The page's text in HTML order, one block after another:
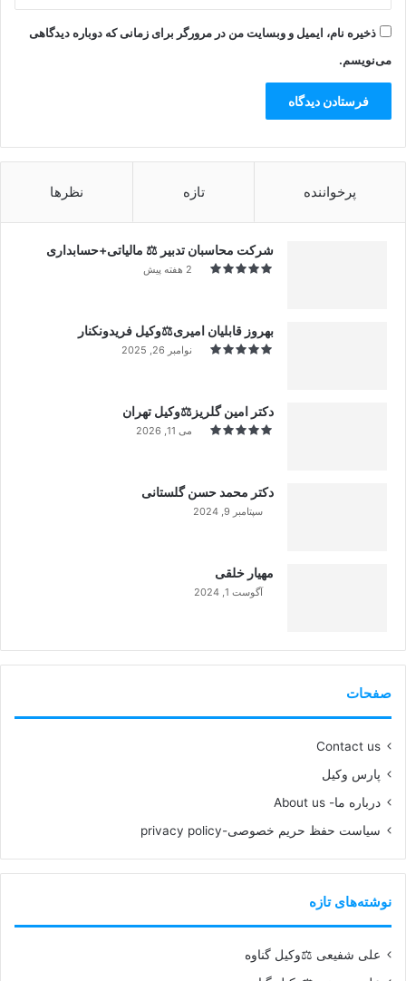
ذخیره نام، ایمیل و وبسایت من در مرورگر برای زمانی که دوباره دیدگاهی
می‌نویسم.
پرخواننده تازه نظرها
شرکت محاسبان تدبیر ⚖️ مالیاتی+حسابداری
2 هفته پیش
بهروز قابلیان امیری⚖️وکیل فریدونکنار
نوامبر 26, 2025
دکتر امین گلریز⚖️وکیل تهران
می 11, 2026
دکتر محمد حسن گلستانی
سپتامبر 9, 2024
مهیار خلقی
آگوست 1, 2024
صفحات
Contact us
پارس وکیل
درباره ما- About us
سیاست حفظ حریم خصوصی-privacy policy
نوشته‌های تازه
علی شفیعی ⚖️وکیل گناوه